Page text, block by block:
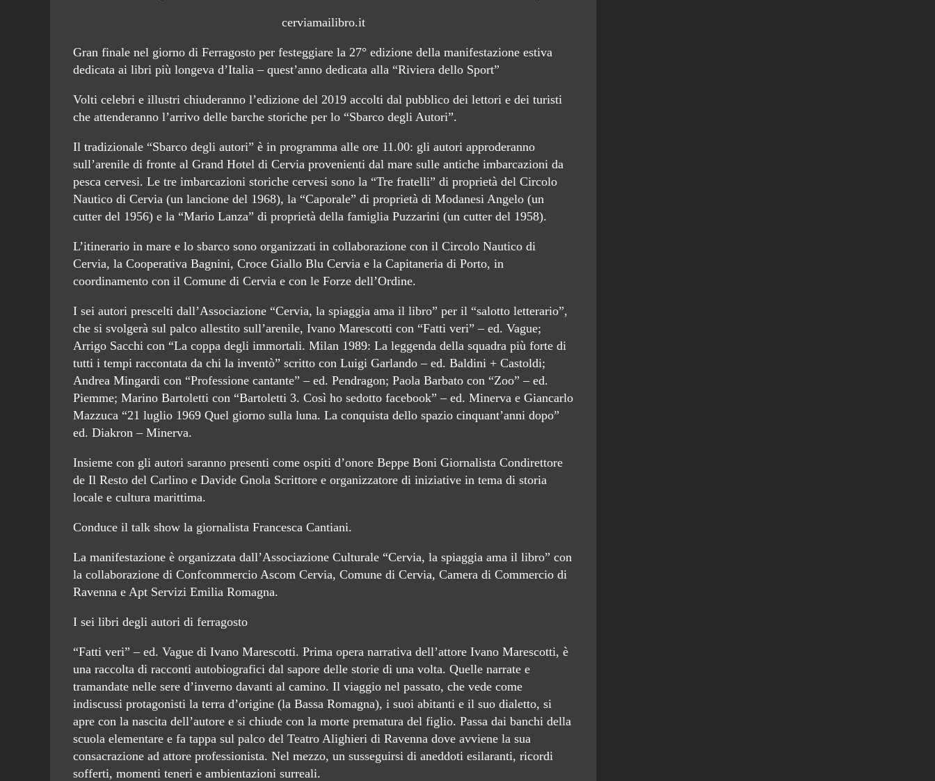
cerviamailibro.it
Gran finale nel giorno di Ferragosto per festeggiare la 27° edizione della manifestazione estiva
dedicata ai libri più longeva d’Italia – quest’anno dedicata alla “Riviera dello Sport”
Volti celebri e illustri chiuderanno l’edizione del 2019 accolti dal pubblico dei lettori e dei turisti
che attenderanno l’arrivo delle barche storiche per lo “Sbarco degli Autori”.
Il tradizionale “Sbarco degli autori” è in programma alle ore 11.00: gli autori approderanno
sull’arenile di fronte al Grand Hotel di Cervia provenienti dal mare sulle antiche imbarcazioni da
pesca cervesi. Le tre imbarcazioni storiche cervesi sono la “Tre fratelli” di proprietà del Circolo
Nautico di Cervia (un lancione del 1968), la “Caporale” di proprietà di Modanesi Angelo (un
cutter del 1956) e la “Mario Lanza” di proprietà della famiglia Puzzarini (un cutter del 1958).
L’itinerario in mare e lo sbarco sono organizzati in collaborazione con il Circolo Nautico di
Cervia, la Cooperativa Bagnini, Croce Giallo Blu Cervia e la Capitaneria di Porto, in
coordinamento con il Comune di Cervia e con le Forze dell’Ordine.
I sei autori prescelti dall’Associazione “Cervia, la spiaggia ama il libro” per il “salotto letterario”,
che si svolgerà sul palco allestito sull’arenile, Ivano Marescotti con “Fatti veri” – ed. Vague;
Arrigo Sacchi con “La coppa degli immortali. Milan 1989: La leggenda della squadra più forte di
tutti i tempi raccontata da chi la inventò” scritto con Luigi Garlando – ed. Baldini + Castoldi;
Andrea Mingardi con “Professione cantante” – ed. Pendragon; Paola Barbato con “Zoo” – ed.
Piemme; Marino Bartoletti con “Bartoletti 3. Così ho sedotto facebook” – ed. Minerva e Giancarlo
Mazzuca “21 luglio 1969 Quel giorno sulla luna. La conquista dello spazio cinquant’anni dopo”
ed. Diakron – Minerva.
Insieme con gli autori saranno presenti come ospiti d’onore Beppe Boni Giornalista Condirettore
de Il Resto del Carlino e Davide Gnola Scrittore e organizzatore di iniziative in tema di storia
locale e cultura marittima.
Conduce il talk show la giornalista Francesca Cantiani.
La manifestazione è organizzata dall’Associazione Culturale “Cervia, la spiaggia ama il libro” con
la collaborazione di Confcommercio Ascom Cervia, Comune di Cervia, Camera di Commercio di
Ravenna e Apt Servizi Emilia Romagna.
I sei libri degli autori di ferragosto
“Fatti veri” – ed. Vague di Ivano Marescotti. Prima opera narrativa dell’attore Ivano Marescotti, è
una raccolta di racconti autobiografici dal sapore delle storie di una volta. Quelle narrate e
tramandate nelle sere d’inverno davanti al camino. Il viaggio nel passato, che vede come
indiscussi protagonisti la terra d’origine (la Bassa Romagna), i suoi abitanti e il suo dialetto, si
apre con la nascita dell’autore e si chiude con la morte prematura del figlio. Passa dai banchi della
scuola elementare e fa tappa sul palco del Teatro Alighieri di Ravenna dove avviene la sua
consacrazione ad attore professionista. Nel mezzo, un susseguirsi di aneddoti esilaranti, ricordi
sofferti, momenti teneri e ambientazioni surreali.